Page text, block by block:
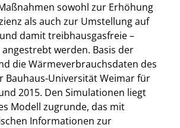
sowohl zur Erhöhung
als auch zur Umstellung auf
damit treibhausgasfreie –
werden. Basis der
die Wärmeverbrauchsdaten des
Bauhaus-Universität Weimar für
2015. Den Simulationen liegt
Modell zugrunde, das mit
Informationen zur